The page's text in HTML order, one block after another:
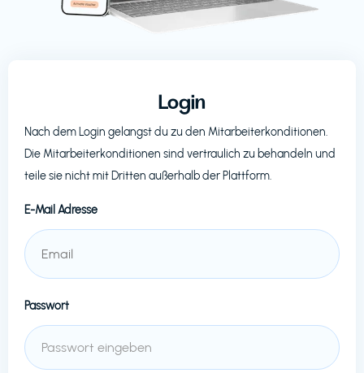
Login
Nach dem Login gelangst du zu den Mitarbeiterkonditionen.
Die Mitarbeiterkonditionen sind vertraulich zu behandeln und
teile sie nicht mit Dritten außerhalb der Plattform.
E-Mail Adresse
Passwort